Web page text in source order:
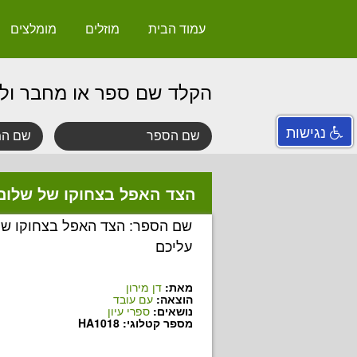
עמוד הבית מוזלים מומלצים
הקלד שם ספר או מחבר
הצד האפל בצחוקו של
שם הספר: הצד האפל בצחוקו
עליכם
מאת: דן מירון
הוצאה:עם עובד
נושאים: ספרי עיון
מספר קטלוגי: HA1018
נגישות